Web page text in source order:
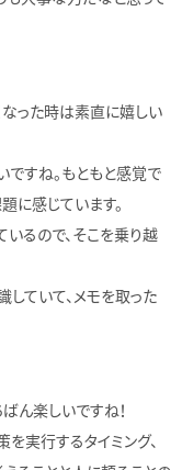
った時は素直に嬉しい
ですね。もともと感覚で
に感じています。
るので、そこを乗り越
ていて、メモを取った
ん楽しいですね！
を実行するタイミング、